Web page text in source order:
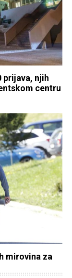
prijava, njih
centru
mirovina za